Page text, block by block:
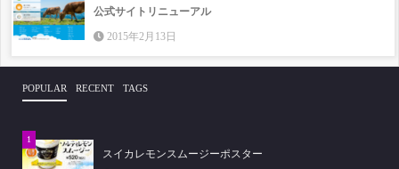
公式サイトリニューアル
2015年2月13日
POPULAR RECENT TAGS
スイカレモンスムージーポスター